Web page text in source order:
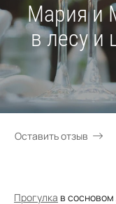
Мария и
в лесу и
Оставить отзыв
Прогулка в